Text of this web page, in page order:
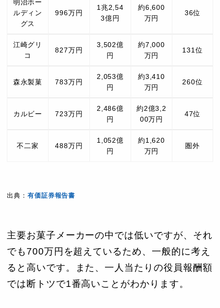
明治ホー
ルディン
グス
996万円
1兆2,54
3億円
約6,600
万円
36位
江崎グリ
コ
827万円
3,502億
円
約7,000
万円
131位
森永製菓 783万円
2,053億
円
約3,410
万円
260位
カルビー 723万円
2,486億
円
約2億3,2
00万円
47位
不二家 488万円
1,052億
円
約1,620
万円
圏外
出典： 有価証券報告書
主要お菓子メーカーの中では低いですが、それ
でも700万円を超えているため、一般的に考え
ると高いです。また、一人当たりの役員報酬額
では断トツで1番高いことがわかります。